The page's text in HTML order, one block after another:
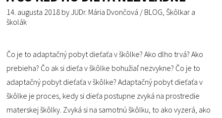
14. augusta 2018 byJUDr. Mária Dvončová / BLOG, Škôlkar a
školák
Čo je to adaptačný pobyt dieťaťa v škôlke? Ako dlho trvá? Ako
prebieha? Čo ak si dieťa v škôlke bohužiaľ nezvykne? Čo je to
adaptačný pobyt dieťaťa v škôlke? Adaptačný pobyt dieťaťa v
škôlke je proces, kedy si dieťa postupne zvyká na prostredie
materskej škôlky. Zvyká si na samotnú škôlku, to ako vyzerá, ako